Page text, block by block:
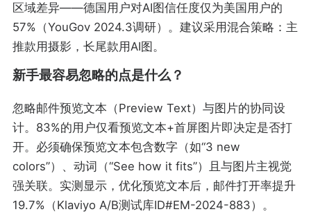
区域差异——德国用户对AI图信任度仅为美国用户的
57%（YouGov 2024.3调研）。建议采用混合策略：主
推款用摄影，长尾款用AI图。
新手最容易忽略的点是什么？
忽略邮件预览文本（Preview Text）与图片的协同设
计。83%的用户仅看预览文本+首屏图片即决定是否打
开。必须确保预览文本包含数字（如“3 new
colors”）、动词（“See how it fits”）且与图片主视觉
强关联。实测显示，优化预览文本后，邮件打开率提升
19.7%（Klaviyo A/B测试库ID#EM-2024-883）。